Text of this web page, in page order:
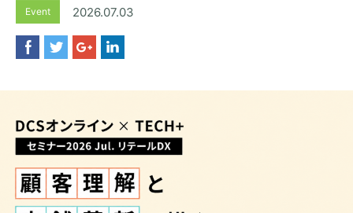
Event 2026.07.03